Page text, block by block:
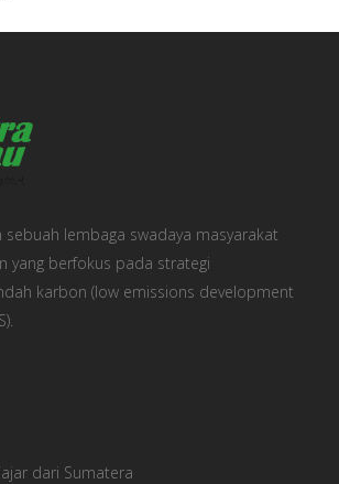
sebuah lembaga swadaya masyarakat
yang berfokus pada strategi
karbon (low emissions development
dari Sumatera